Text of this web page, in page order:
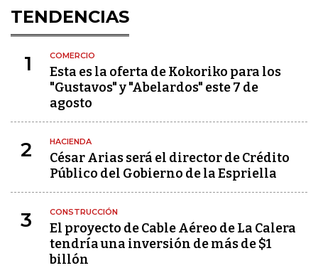
TENDENCIAS
1 COMERCIO
Esta es la oferta de Kokoriko para los
"Gustavos" y "Abelardos" este 7 de
agosto
2 HACIENDA
César Arias será el director de Crédito
Público del Gobierno de la Espriella
3 CONSTRUCCIÓN
El proyecto de Cable Aéreo de La Calera
tendría una inversión de más de $1
billón